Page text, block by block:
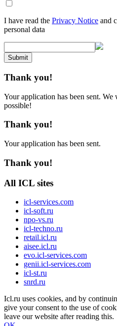
I have read the Privacy Notice and
personal data
Submit
Thank you!
Your application has been sent.
possible!
Thank you!
Your application has been sent.
Thank you!
All ICL sites
icl-services.com
icl-soft.ru
npo-vs.ru
icl-techno.ru
retail.icl.ru
aisee.icl.ru
evo.icl-services.com
genii.icl-services.com
icl-st.ru
snrd.ru
Icl.ru uses cookies, and by
give your consent to the use of
leave our website after reading this.